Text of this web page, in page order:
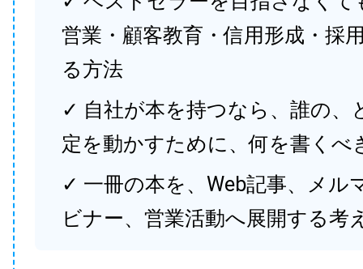
営業・顧客教育・信用形成・採
る方法
✓ 自社が本を持つなら、誰の、
定を動かすために、何を書くべ
✓ 一冊の本を、Web記事、メル
ビナー、営業活動へ展開する考